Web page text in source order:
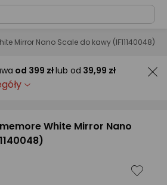
Mirror Nano Scale do kawy (IF11140048)
od 399 złlub od 39,99 zł
White Mirror Nano